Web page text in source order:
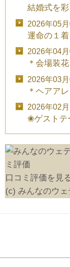
結婚式を
2026年05
運命の１着
2026年04
＊会場装
2026年03
＊ヘアア
2026年02
❀ゲスト
口コミ評価を見
(c) みんなのウ